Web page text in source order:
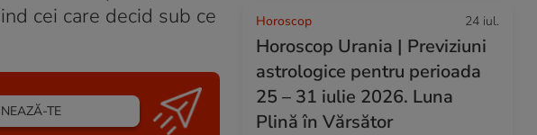
cei care decid sub ce
TE
Horoscop 24 iul.
Horoscop Urania | Previziuni
astrologice pentru perioada
25 – 31 iulie 2026. Luna
Plină în Vărsător